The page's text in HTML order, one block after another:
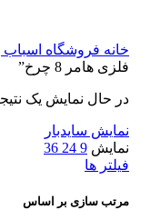
فروشگاه اسباب بازی
هامر 8 چرخ”
حال نمایش یک نتیجه
سایدبار
9
24
36
ها
سازی بر اساس